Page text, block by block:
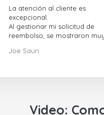
La atención al cliente es
excepcional.
Al gestionar mi solicitud de
reembolso, se mostraron
gestión del proceso, y
Joe Saun
Video: